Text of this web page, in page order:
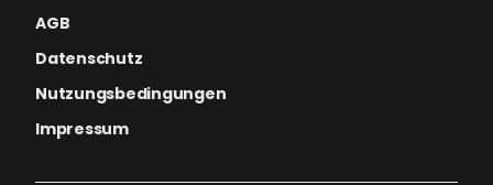
AGB
Datenschutz
Nutzungsbedingungen
Impressum